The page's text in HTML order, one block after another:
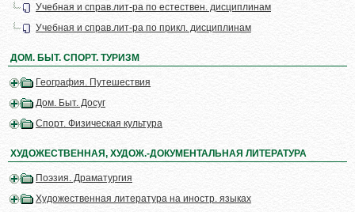
Учебная и справ.лит-ра по естествен. дисциплинам
Учебная и справ.лит-ра по прикл. дисциплинам
ДОМ. БЫТ. СПОРТ. ТУРИЗМ
География. Путешествия
Дом. Быт. Досуг
Спорт. Физическая культура
ХУДОЖЕСТВЕННАЯ, ХУДОЖ.-ДОКУМЕНТАЛЬНАЯ ЛИТЕРАТУРА
Поэзия. Драматургия
Художественная литература на иностр. языках